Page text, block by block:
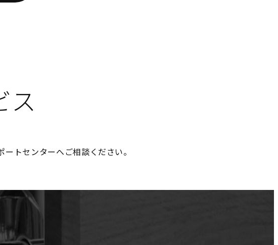
ス
トセンターへご相談ください。